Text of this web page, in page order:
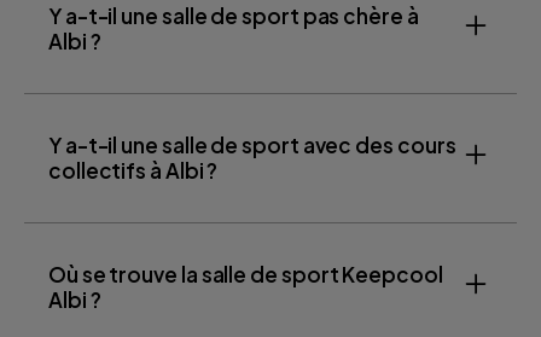
Y a-t-il une salle de sport pas chère à
Albi ?
Y a-t-il une salle de sport avec des cours
collectifs à Albi ?
Où se trouve la salle de sport Keepcool
Albi ?